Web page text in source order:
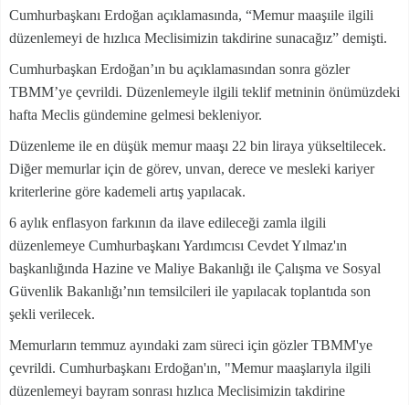
Cumhurbaşkanı Erdoğan açıklamasında, “Memur maaşıile ilgili
düzenlemeyi de hızlıca Meclisimizin takdirine sunacağız” demişti.
Cumhurbaşkan Erdoğan’ın bu açıklamasından sonra gözler
TBMM’ye çevrildi. Düzenlemeyle ilgili teklif metninin önümüzdeki
hafta Meclis gündemine gelmesi bekleniyor.
Düzenleme ile en düşük memur maaşı 22 bin liraya yükseltilecek.
Diğer memurlar için de görev, unvan, derece ve mesleki kariyer
kriterlerine göre kademeli artış yapılacak.
6 aylık enflasyon farkının da ilave edileceği zamla ilgili
düzenlemeye Cumhurbaşkanı Yardımcısı Cevdet Yılmaz'ın
başkanlığında Hazine ve Maliye Bakanlığı ile Çalışma ve Sosyal
Güvenlik Bakanlığı’nın temsilcileri ile yapılacak toplantıda son
şekli verilecek.
Memurların temmuz ayındaki zam süreci için gözler TBMM'ye
çevrildi. Cumhurbaşkanı Erdoğan'ın, "Memur maaşlarıyla ilgili
düzenlemeyi bayram sonrası hızlıca Meclisimizin takdirine